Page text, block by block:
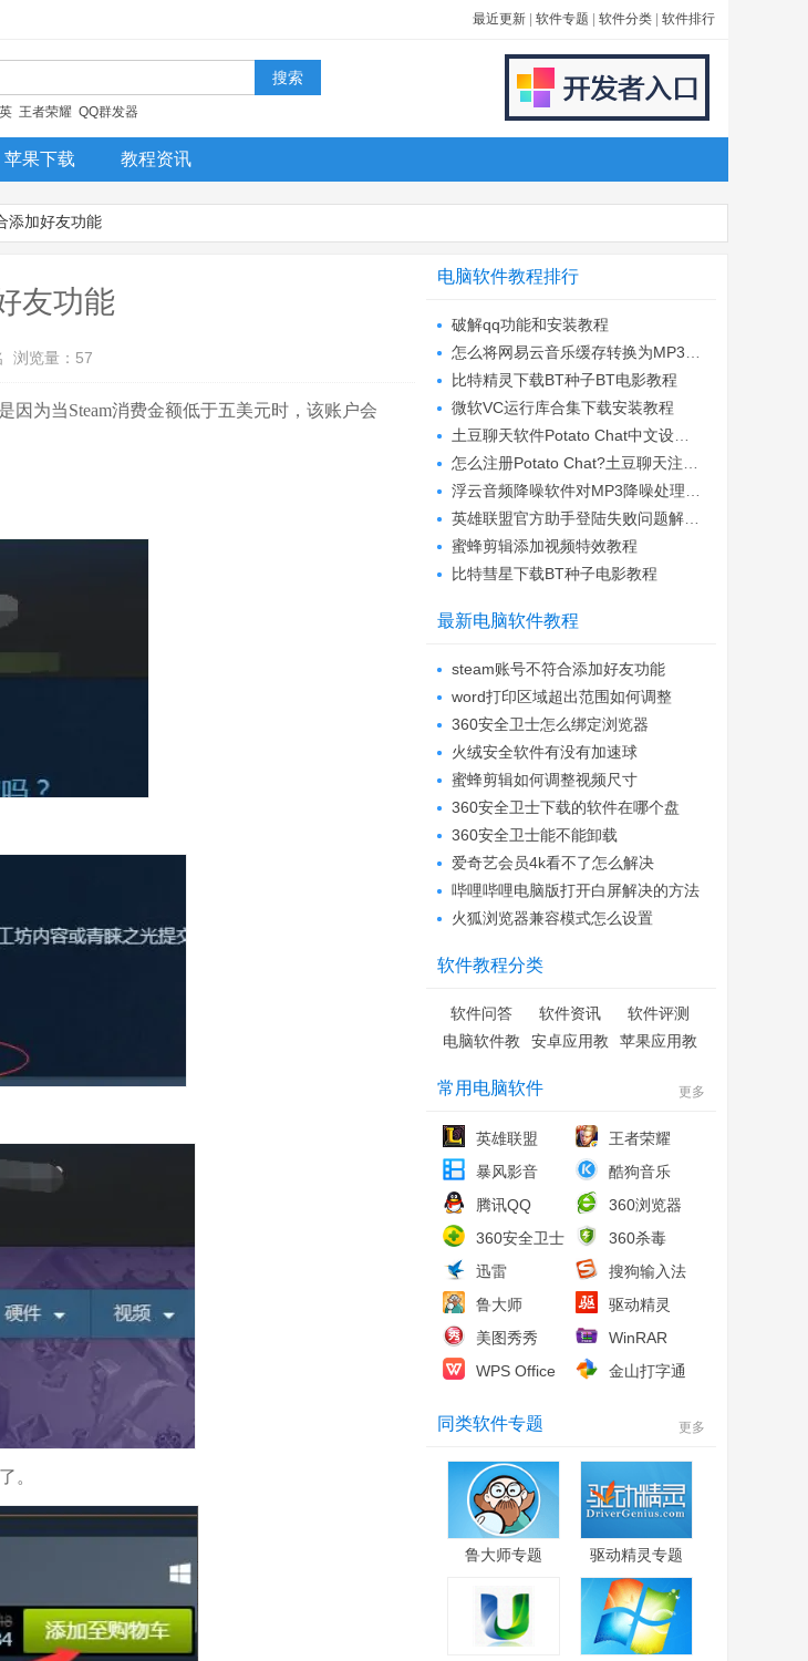
最近更新 软件专题 软件分类 软件排行
王者荣耀 QQ群发器
苹果下载 教程资讯
新 排行榜 装机必备
添加好友功能
友功能
浏览量：57
因为当Steam消费金额低于五美元时，该账户会
。
电脑软件教程排行
破解qq功能和安装教程
比特精灵下载BT种子BT电影教程
微软VC运行库合集下载安装教程
蜜蜂剪辑添加视频特效教程
比特彗星下载BT种子电影教程
最新电脑软件教程
steam账号不符合添加好友功能
word打印区域超出范围如何调整
360安全卫士怎么绑定浏览器
火绒安全软件有没有加速球
蜜蜂剪辑如何调整视频尺寸
360安全卫士下载的软件在哪个盘
360安全卫士能不能卸载
爱奇艺会员4k看不了怎么解决
哔哩哔哩电脑版打开白屏解决的方法
火狐浏览器兼容模式怎么设置
软件教程分类
软件问答 软件资讯
软件评测
电脑软件教
安卓应用教
苹果应用教
更多
常用电脑软件
英雄联盟
王者荣耀
暴风影音
酷狗音乐
腾讯QQ
360浏览器
360安全卫士
360杀毒
迅雷
搜狗输入法
鲁大师
驱动精灵
美图秀秀
WinRAR
WPS Office
金山打字通
更多
同类软件专题
鲁大师专题 驱动精灵专题